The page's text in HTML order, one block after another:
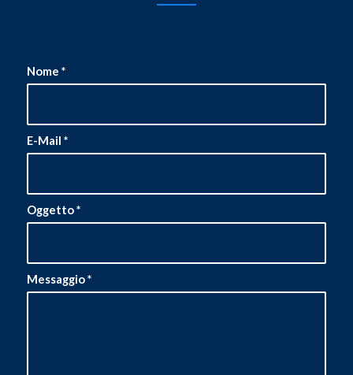
Nome *
E-Mail *
Oggetto*
Messaggio*